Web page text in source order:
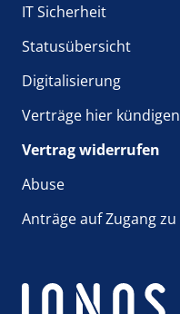
IT Sicherheit
Statusübersicht
Digitalisierung
Verträge hier kündigen
Vertrag widerrufen
Abuse
Anträge auf Zugang